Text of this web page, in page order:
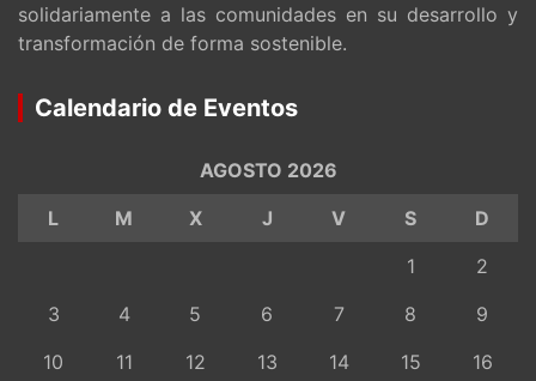
solidariamente a las comunidades en su desarrollo y
transformación de forma sostenible.
Calendario de Eventos
AGOSTO 2026
L
M X J V S
D
1
2
3
4 5 6 7 8
9
10
11 12 13 14 15 16